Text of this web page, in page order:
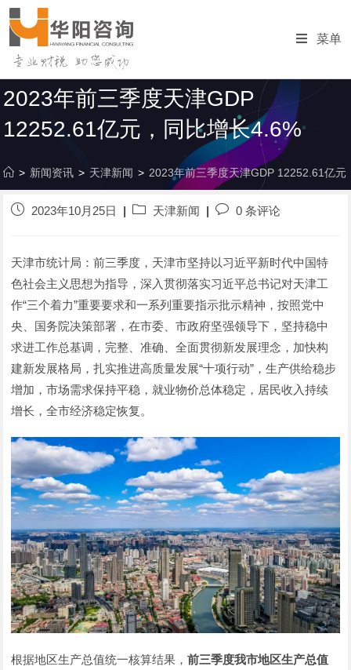
跳
转
至
菜单
2023年前三季度天津GDP
12252.61亿元，同比增长4.6%
> 新闻资讯 > 天津新闻 > 2023年前三季度天津GDP 12252.61亿元
发
帖
子：
2023年10月25日
帖
类
天津新闻
发
论：
0 条评论
天津市统计局：前三季度，天津市坚持以习近平新时代中国特
色社会主义思想为指导，深入贯彻落实习近平总书记对天津工
作“三个着力”重要要求和一系列重要指示批示精神，按照党中
央、国务院决策部署，在市委、市政府坚强领导下，坚持稳中
求进工作总基调，完整、准确、全面贯彻新发展理念，加快构
建新发展格局，扎实推进高质量发展“十项行动”，生产供给稳步
增加，市场需求保持平稳，就业物价总体稳定，居民收入持续
增长，全市经济稳定恢复。
根据地区生产总值统一核算结果，前三季度我市地区生产总值